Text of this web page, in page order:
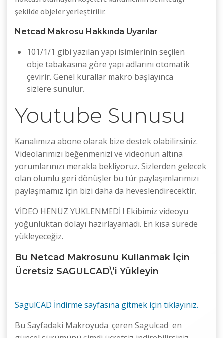
şekilde objeler yerleştirilir.
Netcad Makrosu Hakkında Uyarılar
101/1/1 gibi yazılan yapı isimlerinin seçilen
obje tabakasına göre yapı adlarını otomatik
çevirir. Genel kurallar makro başlayınca
sizlere sunulur.
Youtube Sunusu
Kanalımıza abone olarak bize destek olabilirsiniz.
Videolarımızı beğenmenizi ve videonun altına
yorumlarınızı merakla bekliyoruz. Sizlerden gelecek
olan olumlu geri dönüşler bu tür paylaşımlarımızı
paylaşmamız için bizi daha da heveslendirecektir.
VİDEO HENÜZ YÜKLENMEDİ ! Ekibimiz videoyu
yoğunluktan dolayı hazırlayamadı. En kısa sürede
yükleyeceğiz.
Bu Netcad Makrosunu Kullanmak İçin
Ücretsiz SAGULCAD\’i Yükleyin
SagulCAD İndirme sayfasına gitmek için tıklayınız.
Bu Sayfadaki Makroyuda İçeren Sagulcad en